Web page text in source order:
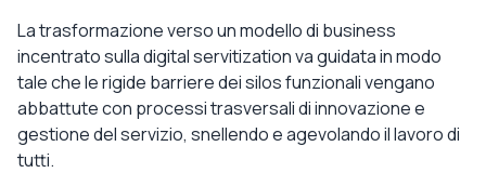
La trasformazione verso un modello di business
incentrato sulla digital servitization va guidata in modo
tale che le rigide barriere dei silos funzionali vengano
abbattute con processi trasversali di innovazione e
gestione del servizio, snellendo e agevolando il lavoro di
tutti.